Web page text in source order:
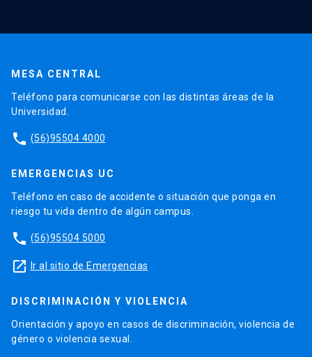
MESA CENTRAL
Teléfono para comunicarse con las distintas áreas de la
Universidad.
phone (56)95504 4000
EMERGENCIAS UC
Teléfono en caso de accidente o situación que ponga en
riesgo tu vida dentro de algún campus.
phone (56)95504 5000
launch Ir al sitio de Emergencias
DISCRIMINACIÓN Y VIOLENCIA
Orientación y apoyo en casos de discriminación, violencia de
género o violencia sexual.